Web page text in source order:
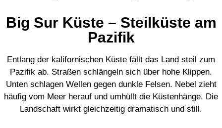
Big Sur Küste – Steilküste am
Pazifik
Entlang der kalifornischen Küste fällt das Land steil zum
Pazifik ab. Straßen schlängeln sich über hohe Klippen.
Unten schlagen Wellen gegen dunkle Felsen. Nebel zieht
häufig vom Meer herauf und umhüllt die Küstenhänge. Die
Landschaft wirkt gleichzeitig dramatisch und still.